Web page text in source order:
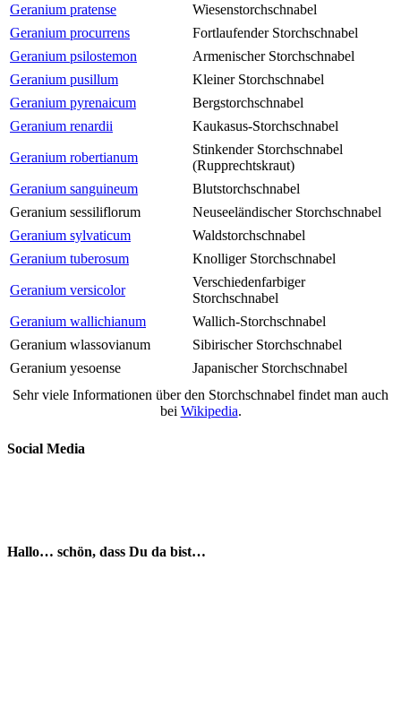
Geranium pratense
Wiesenstorchschnabel
Geranium procurrens
Fortlaufender Storchschnabel
Geranium psilostemon
Armenischer Storchschnabel
Geranium pusillum
Kleiner Storchschnabel
Geranium pyrenaicum
Bergstorchschnabel
Geranium renardii
Kaukasus-Storchschnabel
Geranium robertianum
Stinkender Storchschnabel
(Rupprechtskraut)
Geranium sanguineum
Blutstorchschnabel
Geranium sessiliflorum
Neuseeländischer Storchschnabel
Geranium sylvaticum
Waldstorchschnabel
Geranium tuberosum
Knolliger Storchschnabel
Geranium versicolor
Verschiedenfarbiger
Storchschnabel
Geranium wallichianum
Wallich-Storchschnabel
Geranium wlassovianum
Sibirischer Storchschnabel
Geranium yesoense
Japanischer Storchschnabel
Sehr viele Informationen über den Storchschnabel findet man auch
bei Wikipedia.
Social Media
Hallo… schön, dass Du da bist…